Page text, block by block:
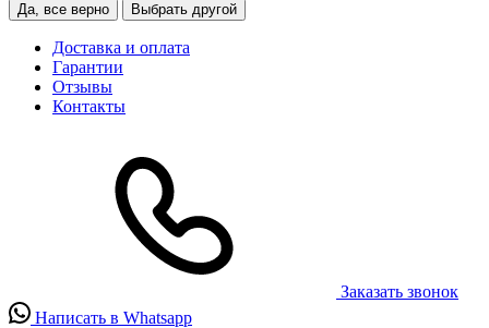
Да, все верно Выбрать другой
Доставка и оплата
Гарантии
Отзывы
Контакты
Заказать звонок
Написать в Whatsapp